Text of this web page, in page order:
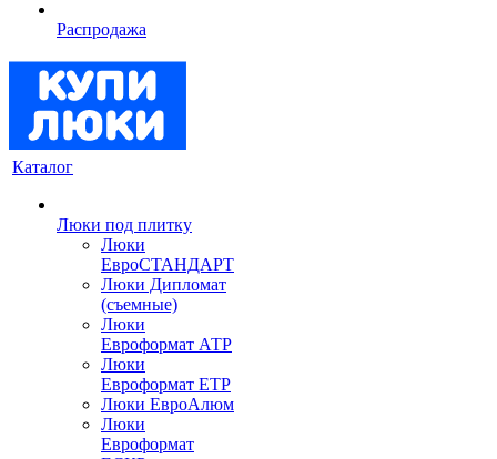
Распродажа
Каталог
Люки под плитку
Люки
ЕвроСТАНДАРТ
Люки Дипломат
(съемные)
Люки
Евроформат АТР
Люки
Евроформат ЕТР
Люки ЕвроАлюм
Люки
Евроформат